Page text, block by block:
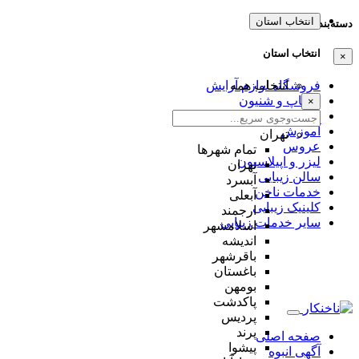
دسته‌بندی‌ها
×
فروشگاه لوازم آرایش
میکاپ و شنیون
مژه و ابرو
آموزش
عروس
لیزر و اپیلاسیون
سالن زیبایی
خدمات ناخن
کلینیک زیبایی
سایر خدمات زیبایی
انتخاب استان
انتخاب استان
انتخاب همه
×
تهران
تمام شهر‌ها
تهران
آبسرد
آبعلی
ارجمند
اسلامشهر
اندیشه
باقرشهر
باغستان
بومهن
پاکدشت
پردیس
پرند
پیشوا
صفحه اصلی
آگهی انبوه